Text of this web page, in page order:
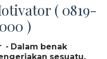
( 0819-
)
- Dalam benak
sesuatu,